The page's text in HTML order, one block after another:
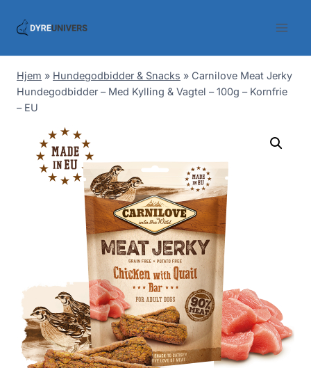
Hjem » Hundegodbidder & Snacks » Carnilove Meat Jerky
Hundegodbidder – Med Kylling & Vagtel – 100g – Kornfrie
– EU